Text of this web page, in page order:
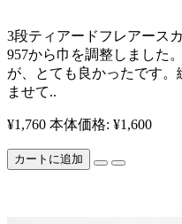
​​3段ティアードフレアース
957から巾を調整しました
が、とても良かったです。​
ませて..
¥1,760 本体価格: ¥1,600
カートに追加